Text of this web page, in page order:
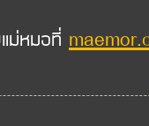
ม่หมอที่